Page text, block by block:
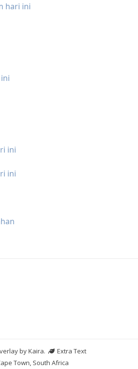
hari ini
ini
ini
byKaira.
Extra Text
Town, South Africa